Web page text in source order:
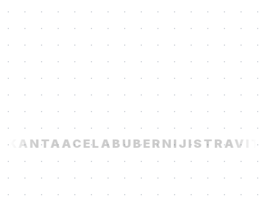
ACELAB UBER NIJISTRAVITO